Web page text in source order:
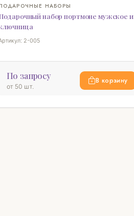
НАБОРЫ
набор портмоне мужское и
2-005
По запросу
от 50 шт.
В корзину